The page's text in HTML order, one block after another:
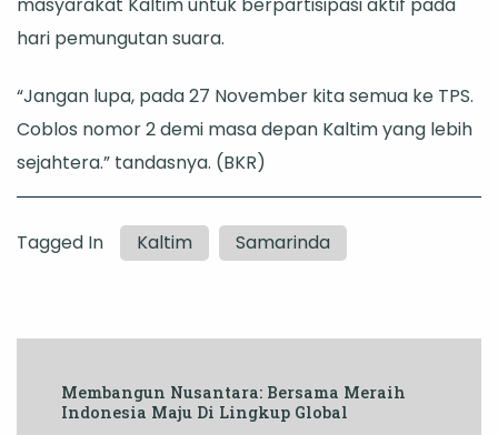
masyarakat Kaltim untuk berpartisipasi aktif pada
hari pemungutan suara.
“Jangan lupa, pada 27 November kita semua ke TPS.
Coblos nomor 2 demi masa depan Kaltim yang lebih
sejahtera.” tandasnya. (BKR)
Tagged In Kaltim Samarinda
Navigation
Membangun Nusantara: Bersama Meraih
Indonesia Maju Di Lingkup Global